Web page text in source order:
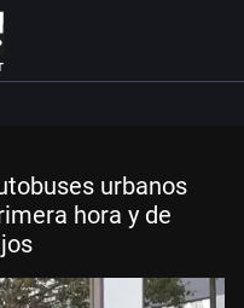
urbanos
hora y de